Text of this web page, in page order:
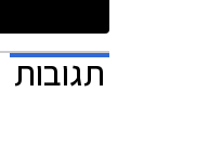
תגובות